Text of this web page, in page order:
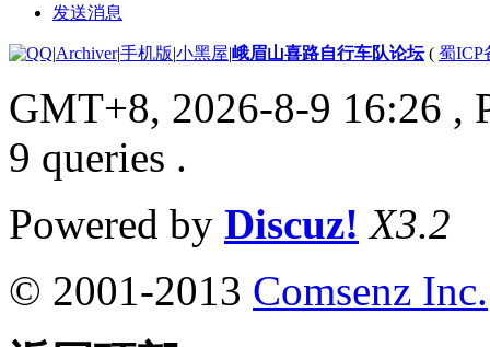
发送消息
|Archiver|手机版|小黑屋|峨眉山喜路自行车队论坛( 蜀ICP
GMT+8, 2026-8-9 16:26 ,
9 queries .
Powered by Discuz! X3.2
© 2001-2013 Comsenz Inc.